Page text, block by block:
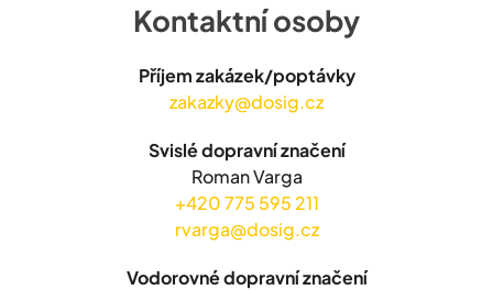
Kontaktní osoby
Příjem zakázek/poptávky
zakazky@dosig.cz
Svislé dopravní značení
Roman Varga
+420 775 595 211
rvarga@dosig.cz
Vodorovné dopravní značení